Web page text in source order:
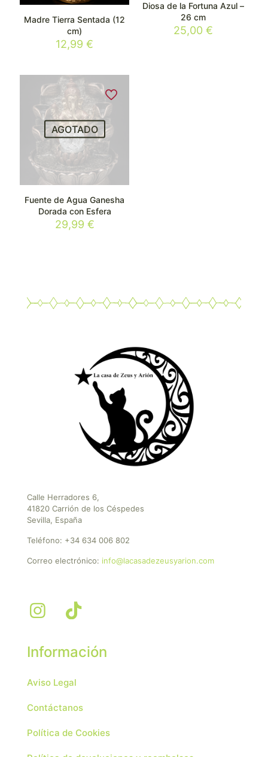
Madre Tierra Sentada (12
cm)
12,99€
Diosa de la Fortuna Azul –
26 cm
25,00€
AGOTADO
Fuente de Agua Ganesha
Dorada con Esfera
29,99 €
Calle Herradores 6,
41820 Carrión de los Céspedes
Sevilla, España
Teléfono: +34 634 006 802
Correo electrónico: info@lacasadezeusyarion.com
Información
Aviso Legal
Contáctanos
Política de Cookies